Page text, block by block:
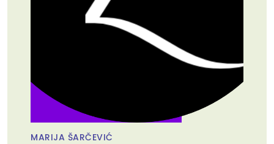
MARIJA ŠARČEVIĆ